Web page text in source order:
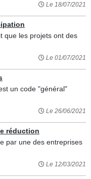
Le 18/07/2021
que les projets ont des
Le 01/07/2021
un code "général"
Le 26/06/2021
réduction
par une des entreprises
Le 12/03/2021